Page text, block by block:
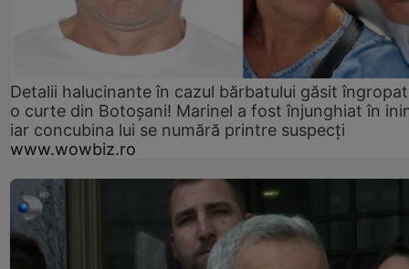
Detalii halucinante în cazul bărbatului găsit
o curte din Botoșani! Marinel a fost înjunghiat în
iar concubina lui se numără printre suspecți
www.wowbiz.ro